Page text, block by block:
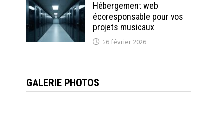
Hébergement web
écoresponsable pour vos
projets musicaux
26 février 2026
GALERIE PHOTOS